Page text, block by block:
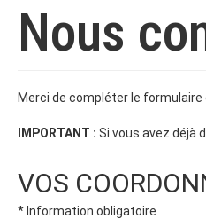
Nous
Merci de compléter le formulaire
IMPORTANT : Si vous avez déjà
VOS
* Information obligatoire